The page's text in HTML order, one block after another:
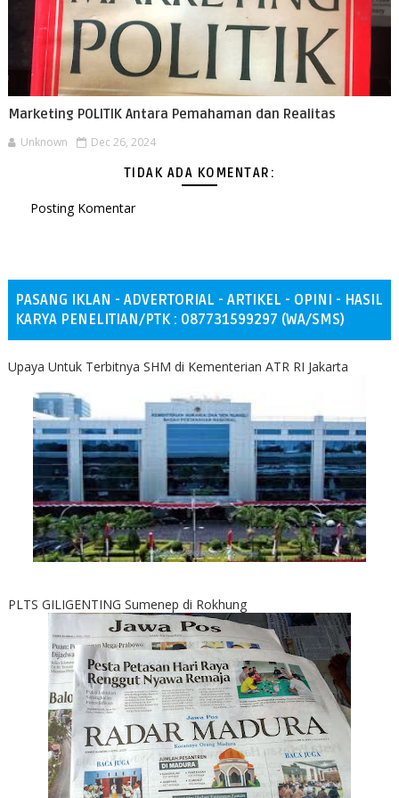
Marketing POLITIK Antara Pemahaman dan Realitas
Unknown Dec 26, 2024
TIDAK ADA KOMENTAR:
Posting Komentar
PASANG IKLAN - ADVERTORIAL - ARTIKEL - OPINI - HASIL
KARYA PENELITIAN/PTK : 087731599297 (WA/SMS)
Upaya Untuk Terbitnya SHM di Kementerian ATR RI Jakarta
PLTS GILIGENTING Sumenep di Rokhung